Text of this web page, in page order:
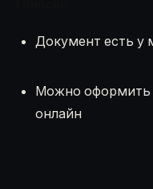
Документ есть у
Можно оформить
онлайн